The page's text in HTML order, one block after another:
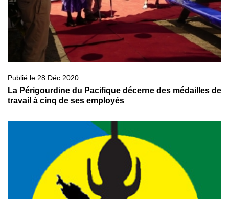
Publié le 28 Déc 2020
La Périgourdine du Pacifique décerne des médailles de
travail à cinq de ses employés